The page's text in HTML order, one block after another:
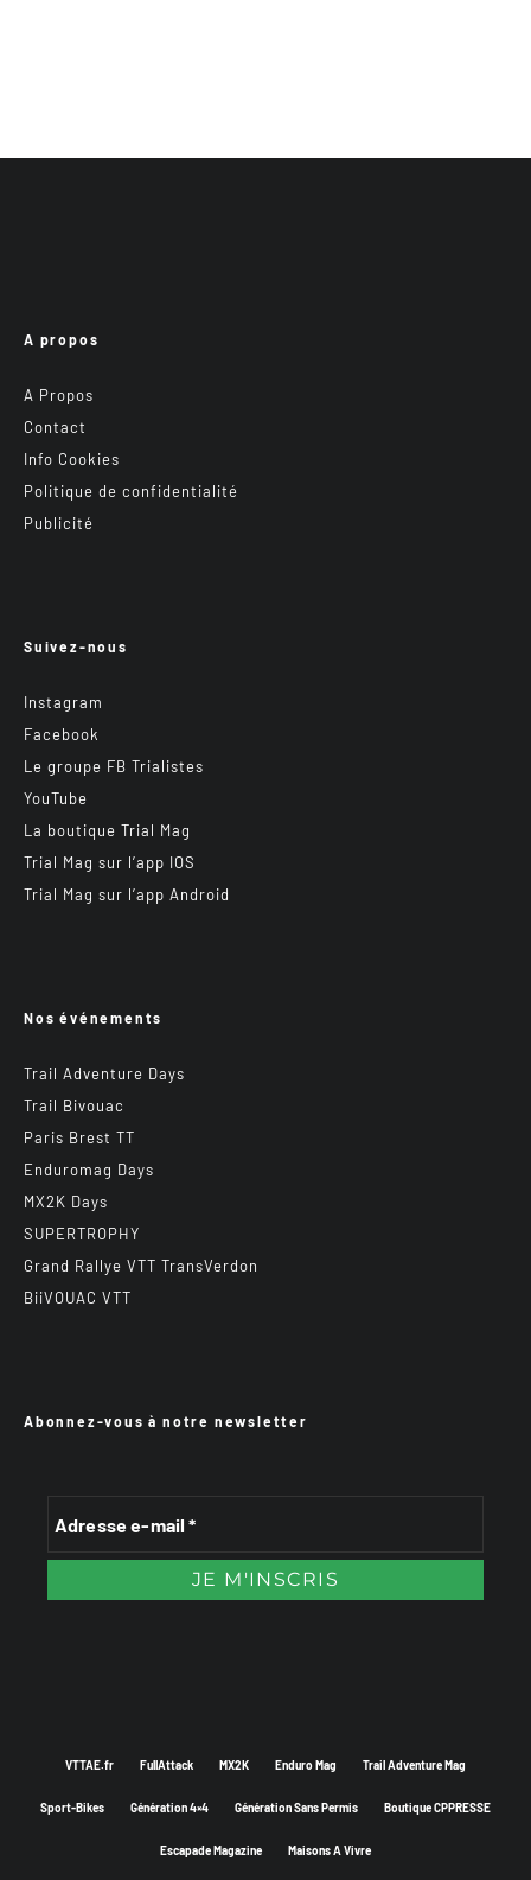
A propos
A Propos
Contact
Info Cookies
Politique de confidentialité
Publicité
Suivez-nous
Instagram
Facebook
Le groupe FB Trialistes
YouTube
La boutique Trial Mag
Trial Mag sur l’app IOS
Trial Mag sur l’app Android
Nos événements
Trail Adventure Days
Trail Bivouac
Paris Brest TT
Enduromag Days
MX2K Days
SUPERTROPHY
Grand Rallye VTT TransVerdon
BiiVOUAC VTT
Abonnez-vous à notre newsletter
VTTAE.fr FullAttack MX2K Enduro Mag Trail Adventure Mag
Sport-Bikes Génération 4×4 Génération Sans Permis Boutique CPPRESSE
Escapade Magazine Maisons A Vivre